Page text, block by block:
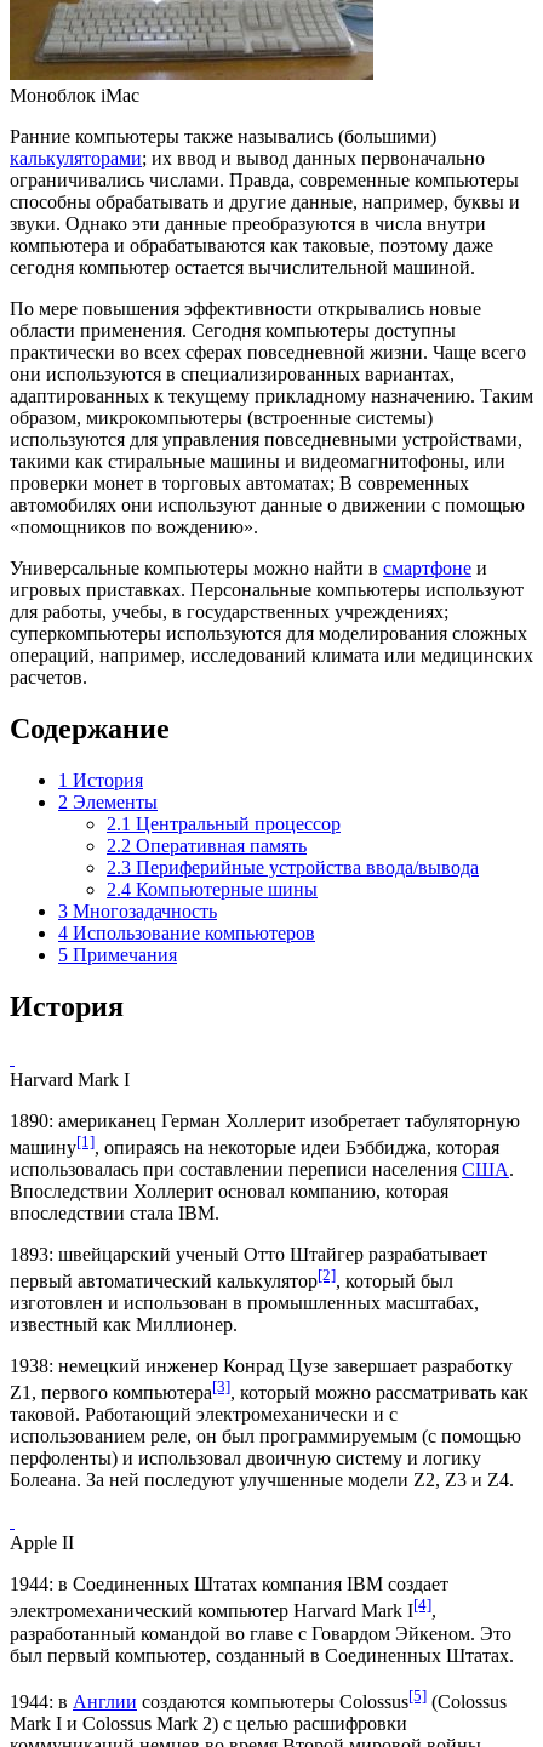
Моноблок iMac
Ранние компьютеры также назывались (большими)
калькуляторами; их ввод и вывод данных первоначально
ограничивались числами. Правда, современные компьютеры
способны обрабатывать и другие данные, например, буквы и
звуки. Однако эти данные преобразуются в числа внутри
компьютера и обрабатываются как таковые, поэтому даже
сегодня компьютер остается вычислительной машиной.
По мере повышения эффективности открывались новые
области применения. Сегодня компьютеры доступны
практически во всех сферах повседневной жизни. Чаще всего
они используются в специализированных вариантах,
адаптированных к текущему прикладному назначению. Таким
образом, микрокомпьютеры (встроенные системы)
используются для управления повседневными устройствами,
такими как стиральные машины и видеомагнитофоны, или
проверки монет в торговых автоматах; В современных
автомобилях они используют данные о движении с помощью
«помощников по вождению».
Универсальные компьютеры можно найти в смартфоне и
игровых приставках. Персональные компьютеры используют
для работы, учебы, в государственных учреждениях;
суперкомпьютеры используются для моделирования сложных
операций, например, исследований климата или медицинских
расчетов.
Содержание
1 История
2 Элементы
2.1 Центральный процессор
2.2 Оперативная память
2.3 Периферийные устройства ввода/вывода
2.4 Компьютерные шины
3 Многозадачность
4 Использование компьютеров
5 Примечания
История
Harvard Mark I
1890: американец Герман Холлерит изобретает табуляторную
машину[1], опираясь на некоторые идеи Бэббиджа, которая
использовалась при составлении переписи населения США.
Впоследствии Холлерит основал компанию, которая
впоследствии стала IBM.
1893: швейцарский ученый Отто Штайгер разрабатывает
первый автоматический калькулятор[2], который был
изготовлен и использован в промышленных масштабах,
известный как Миллионер.
1938: немецкий инженер Конрад Цузе завершает разработку
Z1, первого компьютера[3], который можно рассматривать как
таковой. Работающий электромеханически и с
использованием реле, он был программируемым (с помощью
перфоленты) и использовал двоичную систему и логику
Болеана. За ней последуют улучшенные модели Z2, Z3 и Z4.
Apple II
1944: в Соединенных Штатах компания IBM создает
электромеханический компьютер Harvard Mark I[4],
разработанный командой во главе с Говардом Эйкеном. Это
был первый компьютер, созданный в Соединенных Штатах.
1944: в Англии создаются компьютеры Colossus[5] (Colossus
Mark I и Colossus Mark 2) с целью расшифровки